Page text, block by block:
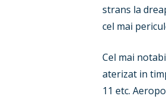
strans la
cel mai
Cel mai
aterizat in
11 etc.